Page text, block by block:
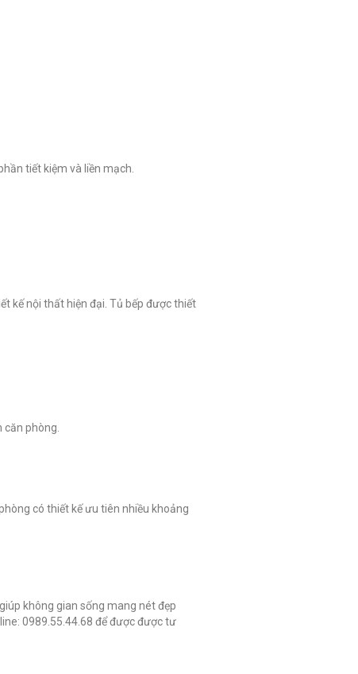
tiết kiệm và liền mạch.
kế nội thất hiện đại. Tủ bếp được thiết
phòng.
có thiết kế ưu tiên nhiều khoảng
không gian sống mang nét đẹp
0989.55.44.68 để được được tư